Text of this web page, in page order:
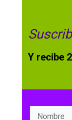
Y recibe